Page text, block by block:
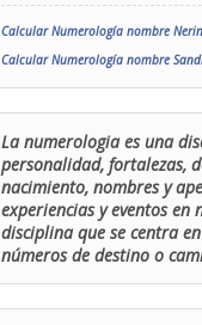
Calcular Numerología nombre
Calcular Numerología nombre
La numerologia es una
personalidad, fortalezas,
nacimiento, nombres y
experiencias y eventos
disciplina que se centra
números de destino o